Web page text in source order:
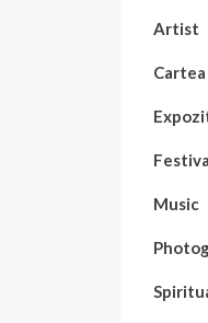
Artist
Cartea
Music